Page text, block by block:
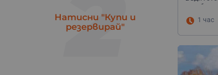
Ямбол
Натисни "Купи и
резервирай"
1 час